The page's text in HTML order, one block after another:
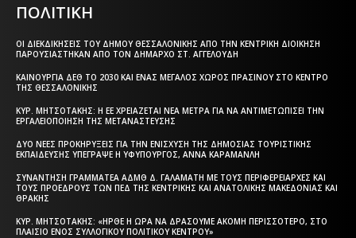
ΠΟΛΙΤΙΚΗ
ΟΙ ΔΙΕΚΔΙΚΉΣΕΙΣ ΤΟΥ ΔΉΜΟΥ ΘΕΣΣΑΛΟΝΊΚΗΣ ΑΠΌ ΤΗΝ ΚΕΝΤΡΙΚΉ ΔΙΟΊΚΗΣΗ
ΠΑΡΟΥΣΙΆΣΤΗΚΑΝ ΑΠΌ ΤΟΝ ΔΉΜΑΡΧΟ ΣΤ. ΑΓΓΕΛΟΎΔΗ
ΚΑΙΝΟΎΡΓΙΑ ΔΕΘ ΤΟ 2030 ΚΑΙ ΈΝΑΣ ΜΕΓΆΛΟΣ ΧΏΡΟΣ ΠΡΑΣΊΝΟΥ ΣΤΟ ΚΈΝΤΡΟ
ΤΗΣ ΘΕΣΣΑΛΟΝΊΚΗΣ
ΚΥΡ. ΜΗΤΣΟΤΆΚΗΣ: Η ΕΕ ΧΡΕΙΆΖΕΤΑΙ ΝΈΑ ΜΈΤΡΑ ΓΙΑ ΝΑ ΑΝΤΙΜΕΤΩΠΊΣΕΙ ΤΗΝ
ΕΡΓΑΛΕΙΟΠΟΊΗΣΗ ΤΗΣ ΜΕΤΑΝΆΣΤΕΥΣΗΣ
ΔΎΟ ΝΈΕΣ ΠΡΟΚΗΡΎΞΕΙΣ ΓΙΑ ΤΗΝ ΕΝΊΣΧΥΣΗ ΤΗΣ ΔΗΜΌΣΙΑΣ ΤΟΥΡΙΣΤΙΚΉΣ
ΕΚΠΑΊΔΕΥΣΗΣ ΥΠΈΓΡΑΨΕ Η ΥΦΥΠΟΥΡΓΌΣ, ΆΝΝΑ ΚΑΡΑΜΑΝΛΉ
ΣΥΝΆΝΤΗΣΗ ΓΡΑΜΜΑΤΈΑ ΑΔΜΘ Δ. ΓΑΛΑΜΆΤΗ ΜΕ ΤΟΥΣ ΠΕΡΙΦΕΡΕΙΆΡΧΕΣ ΚΑΙ
ΤΟΥΣ ΠΡΟΈΔΡΟΥΣ ΤΩΝ ΠΕΔ ΤΗΣ ΚΕΝΤΡΙΚΉΣ ΚΑΙ ΑΝΑΤΟΛΙΚΉΣ ΜΑΚΕΔΟΝΊΑΣ ΚΑΙ
ΘΡΆΚΗΣ
ΚΥΡ. ΜΗΤΣΟΤΆΚΗΣ: «ΉΡΘΕ Η ΏΡΑ ΝΑ ΔΡΆΣΟΥΜΕ ΑΚΌΜΗ ΠΕΡΙΣΣΌΤΕΡΟ, ΣΤΟ
ΠΛΑΊΣΙΟ ΕΝΌΣ ΣΥΛΛΟΓΙΚΟΎ ΠΟΛΙΤΙΚΟΎ ΚΈΝΤΡΟΥ»